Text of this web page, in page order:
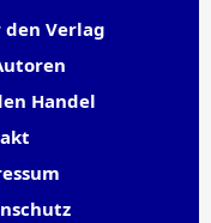
den Verlag
Handel